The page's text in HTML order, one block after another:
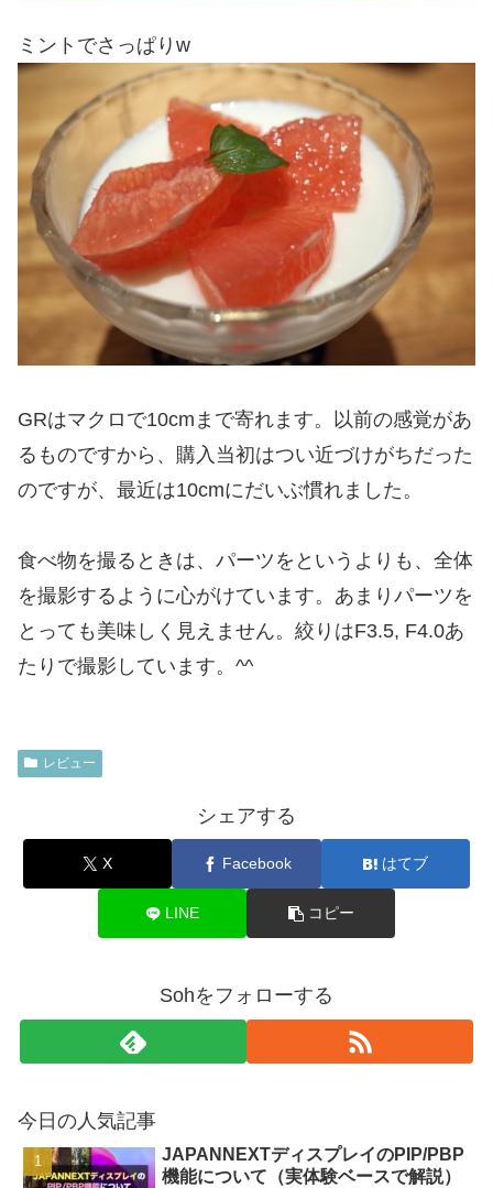
ミントでさっぱりw
GRはマクロで10cmまで寄れます。以前の感覚があ
るものですから、購入当初はつい近づけがちだった
のですが、最近は10cmにだいぶ慣れました。
食べ物を撮るときは、パーツをというよりも、全体
を撮影するように心がけています。あまりパーツを
とっても美味しく見えません。絞りはF3.5, F4.0あ
たりで撮影しています。^^
レビュー
シェアする
X Facebook はてブ
LINE コピー
Sohをフォローする
今日の人気記事
JAPANNEXTディスプレイのPIP/PBP
機能について（実体験ベースで解説）